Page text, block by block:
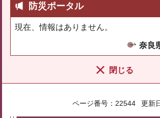
防災ポータル
現在、情報はありません。
奈良
閉じる
ページ番号：22544 更新